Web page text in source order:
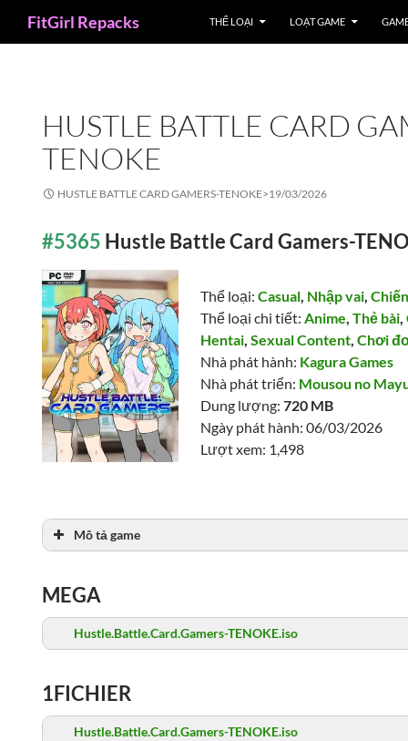
FitGirl Repacks THỂ LOẠI LOẠT GAME
HUSTLE BATTLE CARD
TENOKE
HUSTLE BATTLE CARD GAMERS-TENOKE>19/03/2026
#5365 Hustle Battle Card Gamers-
Thể loại:Casual, Nhập vai,
Thể loại chi tiết:Anime,Thẻ bài,
Hentai,Sexual Content,Chơi
Nhà phát hành: Kagura Games
Nhà phát triển: Mousou no
Dung lượng:720 MB
Ngày phát hành: 06/03/2026
Lượt xem: 1,498
Mô tả game
MEGA
Hustle.Battle.Card.Gamers-TENOKE.iso
1FICHIER
Hustle.Battle.Card.Gamers-TENOKE.iso